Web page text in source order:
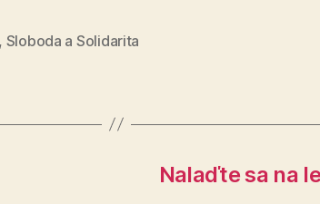
, Sloboda a Solidarita
Nalaďte sa na